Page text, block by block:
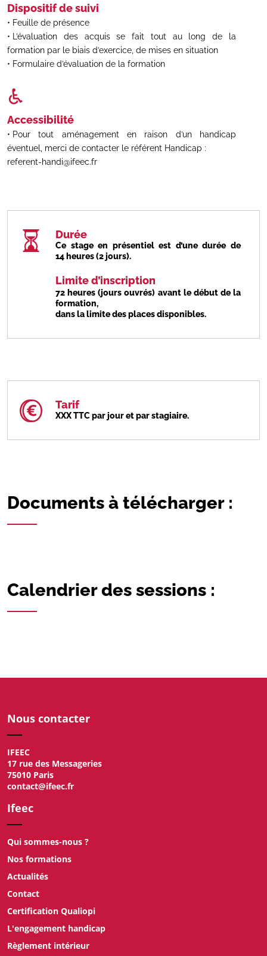
Dispositif de suivi
Feuille de présence
L’évaluation des acquis se fait tout au long de la
formation par le biais d’exercice, de mises en situation
Formulaire d’évaluation de la formation
Accessibilité
Pour tout aménagement en raison d’un handicap
éventuel, merci de contacter le référent Handicap :
referent-handi@ifeec.fr
Durée
Ce stage en présentiel est d’une durée de
14 heures (2 jours).
Limite d’inscription
72 heures (jours ouvrés) avant le début de la
formation,
dans la limite des places disponibles.
Tarif
XXX TTC par jour et par stagiaire.
Documents à télécharger :
Calendrier des sessions :
Nous contacter
IFEEC
17 rue des Messageries
75010 Paris
contact@ifeec.fr
Ifeec
Qui sommes-nous ?
Nos formations
Actualités
Contact
Certification Qualiopi
L'engagement handicap
Règlement intérieur